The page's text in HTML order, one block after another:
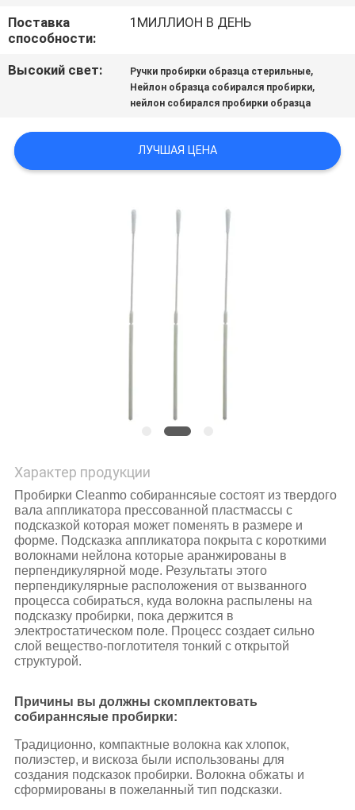
КАРТА
POLICY
Поставка
способности:
1МИЛЛИОН В ДЕНЬ
Высокий свет: Ручки пробирки образца стерильные,
Нейлон образца собирался пробирки,
нейлон собирался пробирки образца
ЛУЧШАЯ ЦЕНА
Характер продукции
Пробирки Cleanmo собираннсяые состоят из твердого
вала аппликатора прессованной пластмассы с
подсказкой которая может поменять в размере и
форме. Подсказка аппликатора покрыта с короткими
волокнами нейлона которые аранжированы в
перпендикулярной моде. Результаты этого
перпендикулярные расположения от вызванного
процесса собираться, куда волокна распылены на
подсказку пробирки, пока держится в
электростатическом поле. Процесс создает сильно
слой вещество-поглотителя тонкий с открытой
структурой.
Причины вы должны скомплектовать
собираннсяые пробирки:
Традиционно, компактные волокна как хлопок,
полиэстер, и вискоза были использованы для
создания подсказок пробирки. Волокна обжаты и
сформированы в пожеланный тип подсказки.